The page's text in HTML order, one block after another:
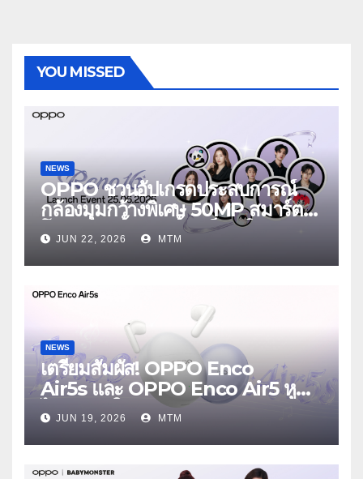
YOU MISSED
NEWS
OPPO ชวนอัปเกรดประสบการณ์
กล้องมุมกว้างพิเศษ 50MP สมาร์ต
โฟนเพื่อนซี้ เทรนดี้ทุกช็อต ใน
งาน OPPO Reno16 Series 5G
Launch Event 25 มิถุนายนนี้
JUN 22, 2026 MTM
NEWS
เตรียมสัมผัส! OPPO Enco
Air5s และ OPPO Enco Air5 หูฟัง
ไร้สายรุ่นใหม่ล่าสุด มาพร้อมระบบ
ตัดเสียงรบกวน เบาสบายเหมือนไม่ได้
ใส่
JUN 19, 2026 MTM